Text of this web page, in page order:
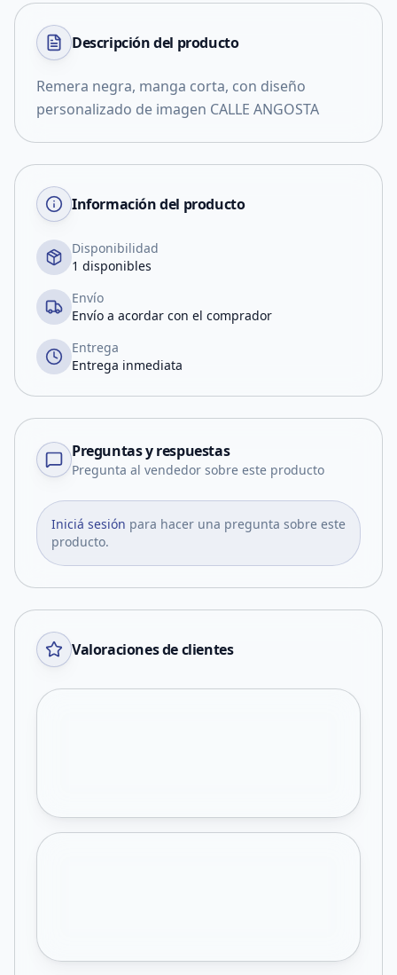
Descripción del producto
Remera negra, manga corta, con diseño
personalizado de imagen CALLE ANGOSTA
Información del producto
Disponibilidad
1 disponibles
Envío
Envío a acordar con el comprador
Entrega
Entrega inmediata
Preguntas y respuestas
Pregunta al vendedor sobre este producto
Iniciá sesión para hacer una pregunta sobre este
producto.
Valoraciones de clientes